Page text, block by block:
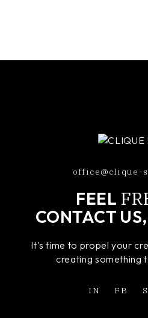
office@clique-
FEEL
CONTACT US,
It's time to propel your
creating something
IN FB